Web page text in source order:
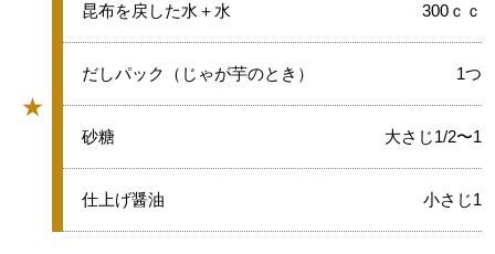
★
グループ
★
昆布を戻した水＋水 300ｃｃ
★
だしパック（じゃが芋のとき） 1つ
★
砂糖 大さじ1/2〜1
★
仕上げ醤油 小さじ1